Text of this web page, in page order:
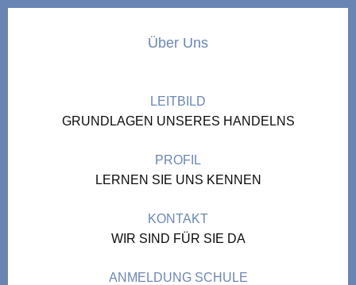
Über Uns
LEITBILD
GRUNDLAGEN UNSERES HANDELNS
PROFIL
LERNEN SIE UNS KENNEN
KONTAKT
WIR SIND FÜR SIE DA
ANMELDUNG SCHULE